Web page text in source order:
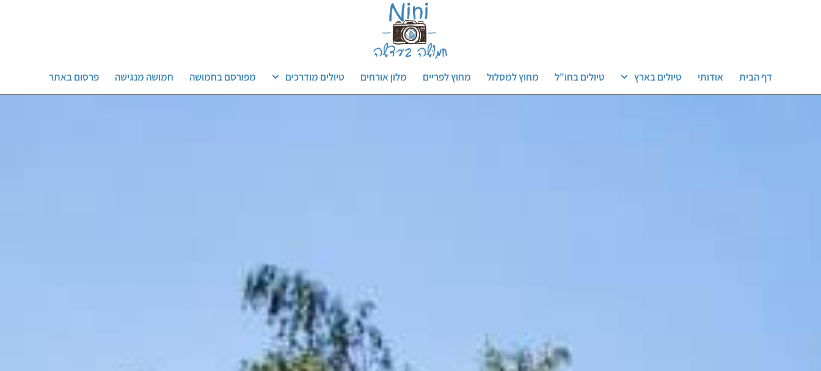
דף הבית אודותי טיולים בארץ טיולים בחו"ל מחוץ למסלול מחוץ לפריים מלון אורחים טיולים מודרכים מפורסם בחמושה חמושה מנגישה פרסום באתר